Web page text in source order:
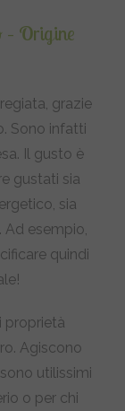
– Origine
grazie
Sono infatti
Il gusto è
gustati sia
sia
esempio,
quindi
proprietà
Agiscono
utilissimi
o per chi